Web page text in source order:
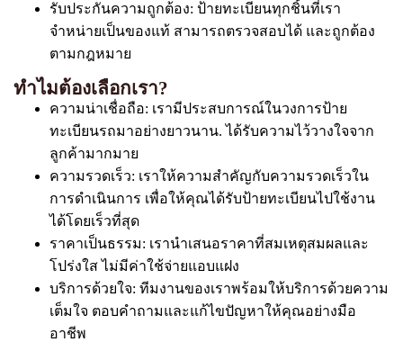
รับประกันความถูกต้อง: ป้ายทะเบียนทุกชิ้นที่เรา
จำหน่ายเป็นของแท้ สามารถตรวจสอบได้ และถูกต้อง
ตามกฎหมาย
ทำไมต้องเลือกเรา?
ความน่าเชื่อถือ: เรามีประสบการณ์ในวงการป้าย
ทะเบียนรถมาอย่างยาวนาน. ได้รับความไว้วางใจจาก
ลูกค้ามากมาย
ความรวดเร็ว: เราให้ความสำคัญกับความรวดเร็วใน
การดำเนินการ เพื่อให้คุณได้รับป้ายทะเบียนไปใช้งาน
ได้โดยเร็วที่สุด
ราคาเป็นธรรม: เรานำเสนอราคาที่สมเหตุสมผลและ
โปร่งใส ไม่มีค่าใช้จ่ายแอบแฝง
บริการด้วยใจ: ทีมงานของเราพร้อมให้บริการด้วยความ
เต็มใจ ตอบคำถามและแก้ไขปัญหาให้คุณอย่างมือ
อาชีพ